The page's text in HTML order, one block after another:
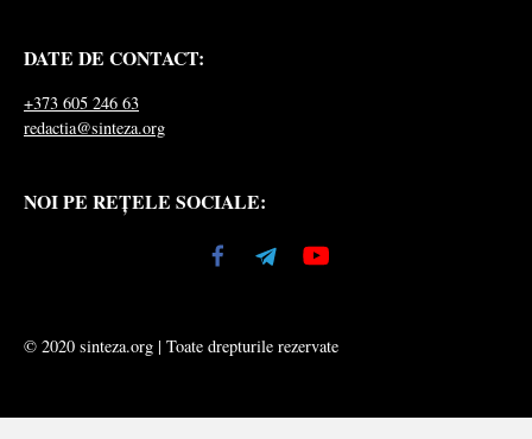
DATE DE CONTACT:
+373 605 246 63
redactia@sinteza.org
NOI PE REȚELE SOCIALE:
© 2020 sinteza.org | Toate drepturile rezervate